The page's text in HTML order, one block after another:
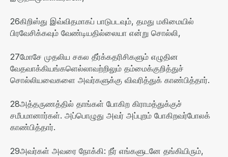
26கிறிஸ்து இவ்விதமாகப் பாடுபடவும், தமது மகிமையில்
பிரவேசிக்கவும் வேண்டியதில்லையா என்று சொல்லி,
27மோசே முதலிய சகல தீர்க்கதரிசிகளும் எழுதின
வேதவாக்கியங்களெல்லாவற்றிலும் தம்மைக்குறித்துச்
சொல்லியவைகளை அவர்களுக்கு விவரித்துக் காண்பித்தார்.
28அத்தருணத்தில் தாங்கள் போகிற கிராமத்துக்குச்
சமீபமானார்கள். அப்பொழுது அவர் அப்புறம் போகிறவர்போலக்
காண்பித்தார்.
29அவர்கள் அவரை நோக்கி: நீர் எங்களுடனே தங்கியிரும்,